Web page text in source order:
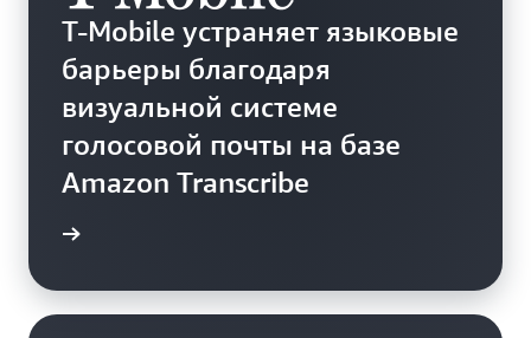
T-Mobile устраняет языковые
барьеры благодаря
визуальной системе
голосовой почты на базе
Amazon Transcribe